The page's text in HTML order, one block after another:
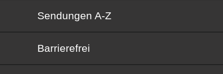
Sendungen von A bis Z
Sendungen A-Z
Barrierefrei
Barrierefrei